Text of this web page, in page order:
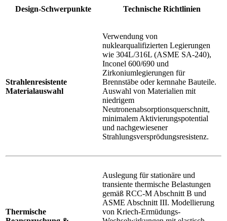
Design-Schwerpunkte Technische Richtlinien
Strahlenresistente
Materialauswahl
Verwendung von
nuklearqualifizierten Legierungen
wie 304L/316L (ASME SA-240),
Inconel 600/690 und
Zirkoniumlegierungen für
Brennstäbe oder kernnahe Bauteile.
Auswahl von Materialien mit
niedrigem
Neutronenabsorptionsquerschnitt,
minimalem Aktivierungspotential
und nachgewiesener
Strahlungsversprödungsresistenz.
Thermische
Auslegung für stationäre und
transiente thermische Belastungen
gemäß RCC-M Abschnitt B und
ASME Abschnitt III. Modellierung
von Kriech-Ermüdungs-